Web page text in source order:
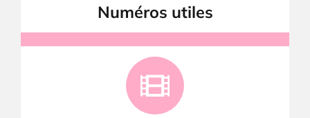
Numéros utiles